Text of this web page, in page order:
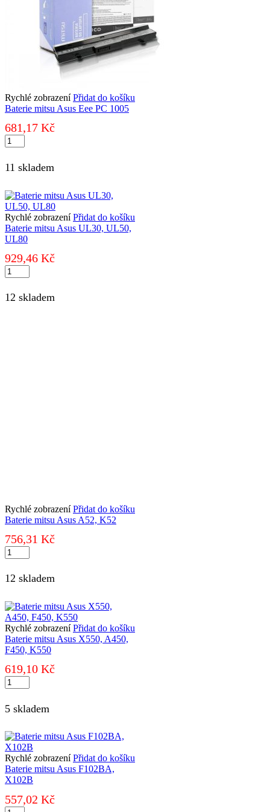
Rychlé zobrazení Přidat do košíku
Baterie mitsu Asus Eee PC 1005
681,17 Kč
Baterie
mitsu
Asus
Eee
1005
množství
11 skladem
Rychlé zobrazení Přidat do košíku
Baterie mitsu Asus UL30, UL50,
UL80
929,46 Kč
Baterie
mitsu
Asus
UL30,
12 skladem
Rychlé zobrazení Přidat do košíku
Baterie mitsu Asus A52, K52
756,31 Kč
Baterie
mitsu
Asus
A52,
množství
12 skladem
Rychlé zobrazení Přidat do košíku
Baterie mitsu Asus X550, A450,
F450, K550
619,10 Kč
Baterie
mitsu
X550,
F450,
K550
množství
5 skladem
Rychlé zobrazení Přidat do košíku
Baterie mitsu Asus F102BA,
X102B
557,02 Kč